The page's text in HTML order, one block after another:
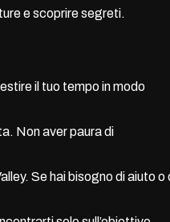
e scoprire segreti.
il tuo tempo in modo
Non aver paura di
Se hai bisogno di aiuto o